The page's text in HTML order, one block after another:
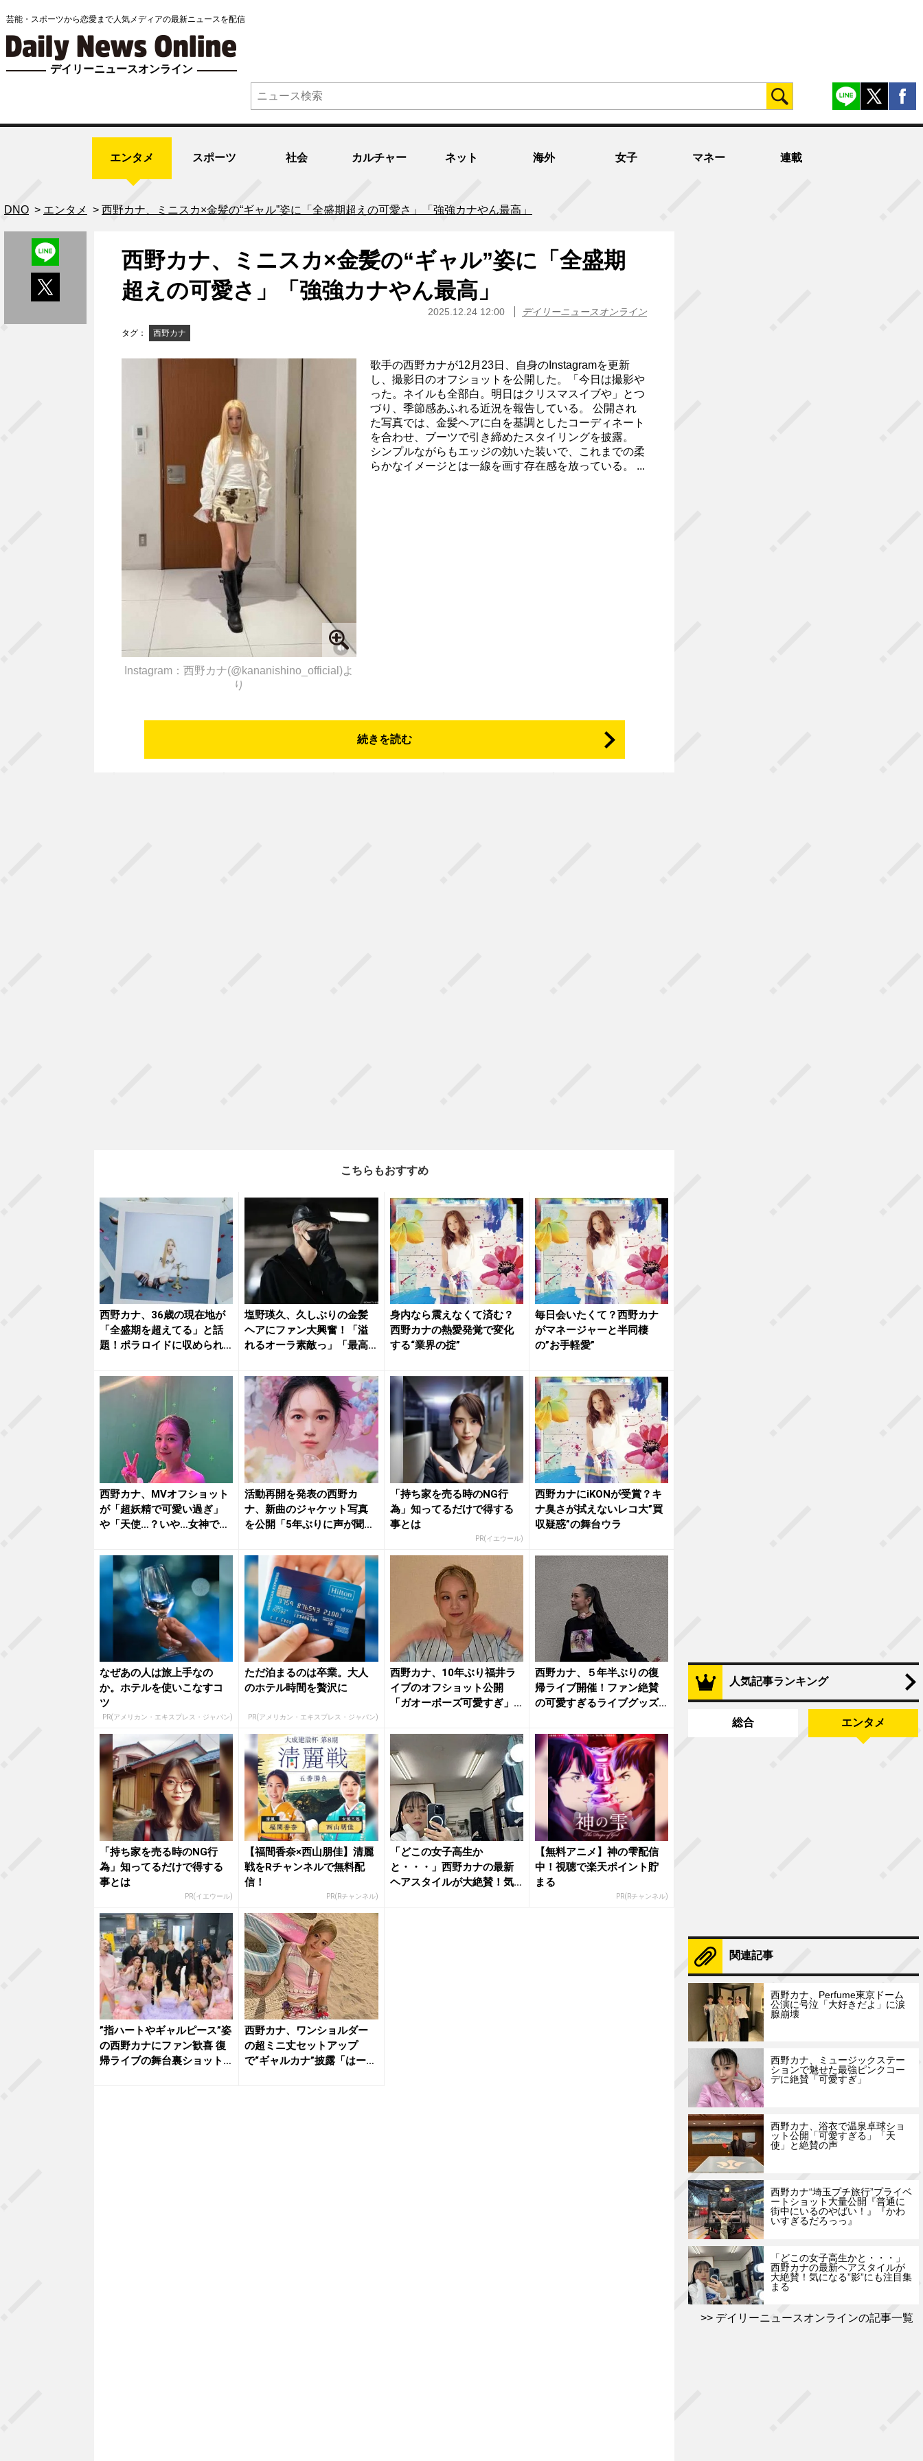
芸能・スポーツから恋愛まで人気メディアの最新ニュースを配信
デイリーニュースオンライン
エンタメ スポーツ 社会 カルチャー ネット 海外 女子 マネー 連載
DNO > エンタメ > 西野カナ、ミニスカ×金髪の“ギャル”姿に「全盛期超えの可愛さ」「強強カナやん最高」
西野カナ、ミニスカ×金髪の“ギャル”姿に「全盛期
超えの可愛さ」「強強カナやん最高」
2025.12.24 12:00 デイリーニュースオンライン
タグ： 西野カナ
Instagram：西野カナ(@kananishino_official)よ
り
歌手の西野カナが12月23日、自身のInstagramを更新
し、撮影日のオフショットを公開した。「今日は撮影や
った。ネイルも全部白。明日はクリスマスイブや」とつ
づり、季節感あふれる近況を報告している。 公開され
た写真では、金髪ヘアに白を基調としたコーディネート
を合わせ、ブーツで引き締めたスタイリングを披露。
シンプルながらもエッジの効いた装いで、これまでの柔
らかなイメージとは一線を画す存在感を放っている。 ...
続きを読む
こちらもおすすめ
西野カナ、36歳の現在地が
「全盛期を超えてる」と話
題！ポラロイドに収められ
塩野瑛久、久しぶりの金髪
ヘアにファン大興奮！「溢
れるオーラ素敵っ」「最高
身内なら震えなくて済む？
西野カナの熱愛発覚で変化
する“業界の掟”
毎日会いたくて？西野カナ
がマネージャーと半同棲
の”お手軽愛”
西野カナ、MVオフショット
が「超妖精で可愛い過ぎ」
や「天使…？いや…女神で
活動再開を発表の西野カ
ナ、新曲のジャケット写真
を公開「5年ぶりに声が聞け
「持ち家を売る時のNG行
為」知ってるだけで得する
事とは
PR(イエウール)
西野カナにiKONが受賞？キ
ナ臭さが拭えないレコ大”買
収疑惑”の舞台ウラ
なぜあの人は旅上手なの
か。ホテルを使いこなすコ
ツ
PR(アメリカン・エキスプレス・ジャパン)
ただ泊まるのは卒業。大人
のホテル時間を贅沢に
PR(アメリカン・エキスプレス・ジャパン)
西野カナ、10年ぶり福井ラ
イブのオフショット公開
「ガオーポーズ可愛すぎ」
西野カナ、５年半ぶりの復
帰ライブ開催！ファン絶賛
の可愛すぎるライブグッズ
「持ち家を売る時のNG行
為」知ってるだけで得する
事とは
PR(イエウール)
【福間香奈×西山朋佳】清麗
戦をRチャンネルで無料配
信！
PR(Rチャンネル)
「どこの女子高生か
と・・・」西野カナの最新
ヘアスタイルが大絶賛！気
【無料アニメ】神の雫配信
中！視聴で楽天ポイント貯
まる
PR(Rチャンネル)
”指ハートやギャルピース”姿
の西野カナにファン歓喜 復
帰ライブの舞台裏ショット
西野カナ、ワンショルダー
の超ミニ丈セットアップ
で“ギャルカナ”披露「はーー
人気記事ランキング
総合 エンタメ
関連記事
西野カナ、Perfume東京ドーム
公演に号泣「大好きだよ」に涙
腺崩壊
西野カナ、ミュージックステー
ションで魅せた最強ピンクコー
デに絶賛「可愛すぎ」
西野カナ、浴衣で温泉卓球ショ
ット公開「可愛すぎる」「天
使」と絶賛の声
西野カナ“埼玉プチ旅行”プライベ
ートショット大量公開『普通に
街中にいるのやばい！』『かわ
いすぎるだろっっ』
「どこの女子高生かと・・・」
西野カナの最新ヘアスタイルが
大絶賛！気になる”影”にも注目集
まる
デイリーニュースオンラインの記事一覧